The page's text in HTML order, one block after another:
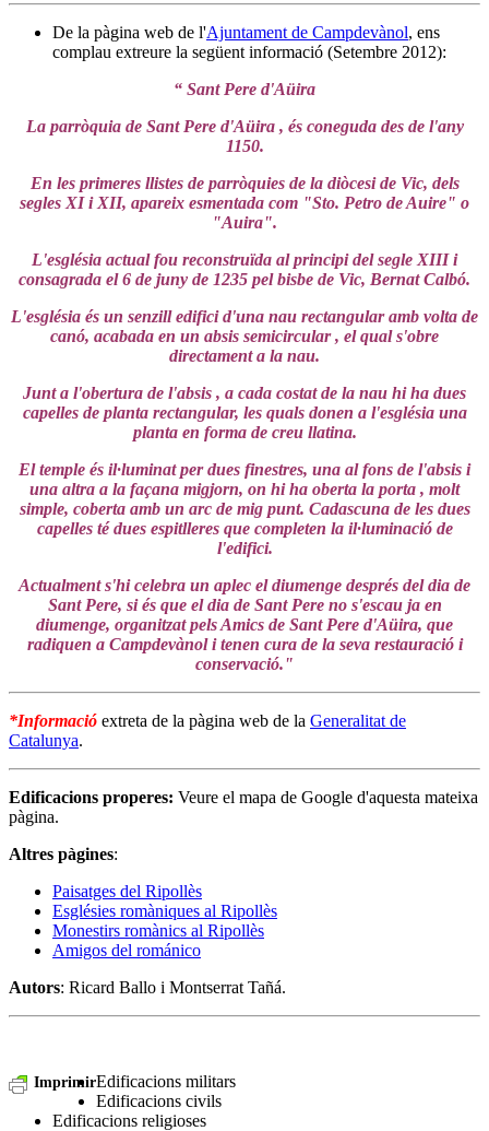
De la pàgina web de l'Ajuntament de Campdevànol, ens
complau extreure la següent informació (Setembre 2012):
“ Sant Pere d'Aüira
La parròquia de Sant Pere d'Aüira , és coneguda des de l'any
1150.
En les primeres llistes de parròquies de la diòcesi de Vic, dels
segles XI i XII, apareix esmentada com "Sto. Petro de Auire" o
"Auira".
L'església actual fou reconstruïda al principi del segle XIII i
consagrada el 6 de juny de 1235 pel bisbe de Vic, Bernat Calbó.
L'església és un senzill edifici d'una nau rectangular amb volta de
canó, acabada en un absis semicircular , el qual s'obre
directament a la nau.
Junt a l'obertura de l'absis , a cada costat de la nau hi ha dues
capelles de planta rectangular, les quals donen a l'església una
planta en forma de creu llatina.
El temple és il·luminat per dues finestres, una al fons de l'absis i
una altra a la façana migjorn, on hi ha oberta la porta , molt
simple, coberta amb un arc de mig punt. Cadascuna de les dues
capelles té dues espitlleres que completen la il·luminació de
l'edifici.
Actualment s'hi celebra un aplec el diumenge després del dia de
Sant Pere, si és que el dia de Sant Pere no s'escau ja en
diumenge, organitzat pels Amics de Sant Pere d'Aüira, que
radiquen a Campdevànol i tenen cura de la seva restauració i
conservació."
*Informació extreta de la pàgina web de la Generalitat de
Catalunya.
Edificacions properes: Veure el mapa de Google d'aquesta mateixa
pàgina.
Altres pàgines:
Paisatges del Ripollès
Esglésies romàniques al Ripollès
Monestirs romànics al Ripollès
Amigos del románico
Autors: Ricard Ballo i Montserrat Tañá.
ImprimirEdificacions militars
Edificacions civils
Edificacions religioses